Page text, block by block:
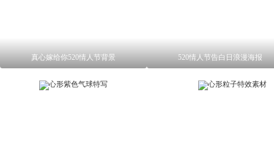
真心嫁给你520情人节背景 520情人节告白日浪漫海报